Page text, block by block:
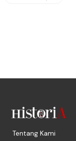
Tentang Kami